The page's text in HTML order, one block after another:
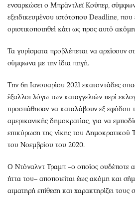
ενσαρκώσει ο Μπράντλεϊ Κούπερ,
εξειδικευμένου ιστότοπου Deadline, που
οριστικοποιηθεί κάτι ως προς αυτό
Τα γυρίσματα προβλέπεται να αρχίσουν
σύμφωνα με την ίδια πηγή.
Την 6η Ιανουαρίου 2021 εκατοντάδες
έξαλλοι λόγω των καταγγελιών περί
προσπάθησαν να καταλάβουν εξ εφόδου
αμερικανικής δημοκρατίας, για να
επικύρωση της νίκης του Δημοκρατικού
του Νοεμβρίου του 2020.
Ο Ντόναλντ Τραμπ –ο οποίος ουδέποτε
ήττα του– αποποιείται έως ακόμη και
αιματηρή επίθεση και χαρακτηρίζει τους